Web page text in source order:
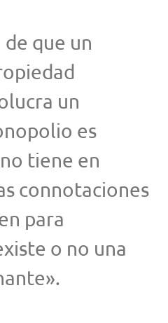
que un
un
es
tiene en
connotaciones
para
o no una